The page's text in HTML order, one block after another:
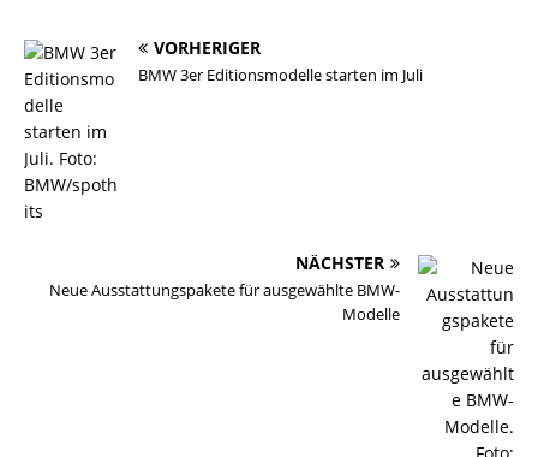
VORHERIGER
BMW 3er Editionsmodelle starten im Juli
NÄCHSTER
Neue Ausstattungspakete für ausgewählte BMW-
Modelle